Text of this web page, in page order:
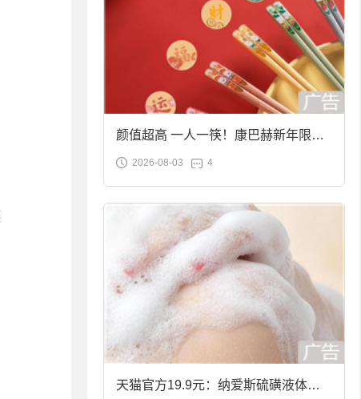
颜值超高 一人一筷！康巴赫新年限定
合金筷子大促：19.9元
2026-08-03 4
天猫官方19.9元：纳爱斯硫磺液体香